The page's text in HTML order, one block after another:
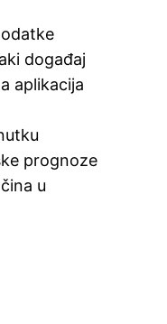
događaj
aplikacija
prognoze
u